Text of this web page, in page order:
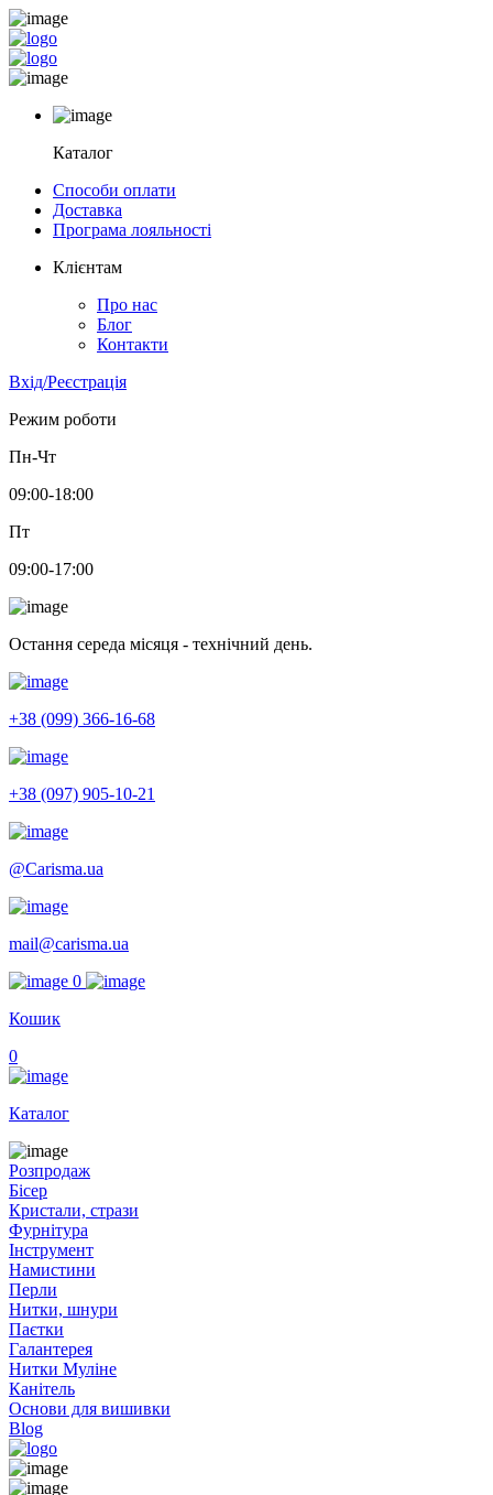
Каталог
Способи оплати
Доставка
Програма лояльності
Клієнтам
Про нас
Блог
Контакти
Вхід/Реєстрація
Режим роботи
Пн-Чт
09:00-18:00
Пт
09:00-17:00
Остання середа місяця - технічний день.
+38 (099) 366-16-68
+38 (097) 905-10-21
@Carisma.ua
mail@carisma.ua
0
Кошик
0
Каталог
Розпродаж
Бісер
Кристали, стрази
Фурнітура
Інструмент
Намистини
Перли
Нитки, шнури
Паєтки
Галантерея
Нитки Муліне
Канітель
Основи для вишивки
Blog